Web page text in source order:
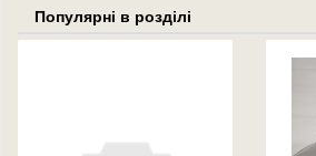
Популярні в розділі